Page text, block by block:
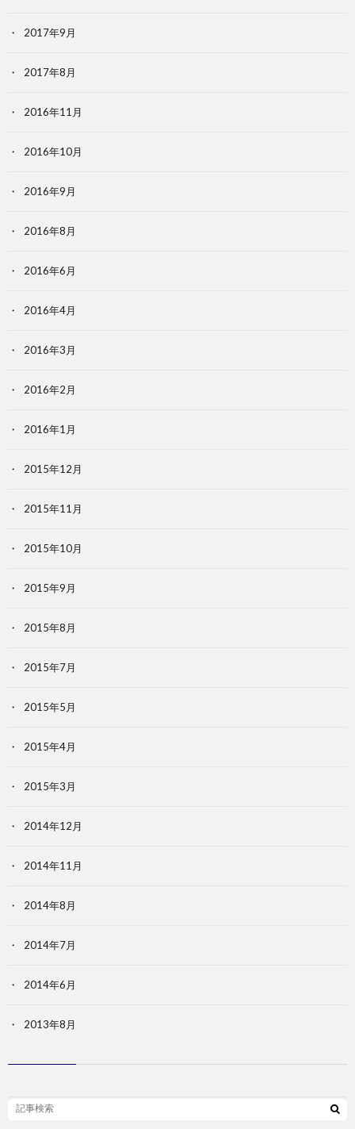
2017年9月
2017年8月
2016年11月
2016年10月
2016年9月
2016年8月
2016年6月
2016年4月
2016年3月
2016年2月
2016年1月
2015年12月
2015年11月
2015年10月
2015年9月
2015年8月
2015年7月
2015年5月
2015年4月
2015年3月
2014年12月
2014年11月
2014年8月
2014年7月
2014年6月
2013年8月